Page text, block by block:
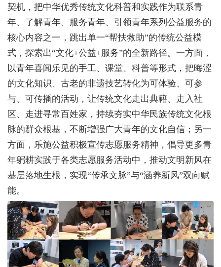
契机，把中华优秀传统文化科普和实践作为联系青
年、了解青年、服务青年、引领青年系列公益服务的
核心内容之一，跳出单一“帮扶救助”的传统公益模
式，探索出“文化+公益+服务”的全新路径。一方面，
以青年喜闻乐见的手工、课堂、科普等形式，把晦涩
的文化知识、古老的非遗技艺转化为可体验、可参
与、可传播的活动，让传统文化走出典籍、走入社
区、走进寻常百姓家，持续夯实中华民族传统文化根
脉的群众根基，不断增强广大青年的文化自信；另一
方面，乐施公益积极宣传志愿服务精神，倡导更多青
年躬耕实践于各类志愿服务活动中，推动文明新风在
基层落地生根，实现“传承文脉”与“涵养新风”双向赋
能。